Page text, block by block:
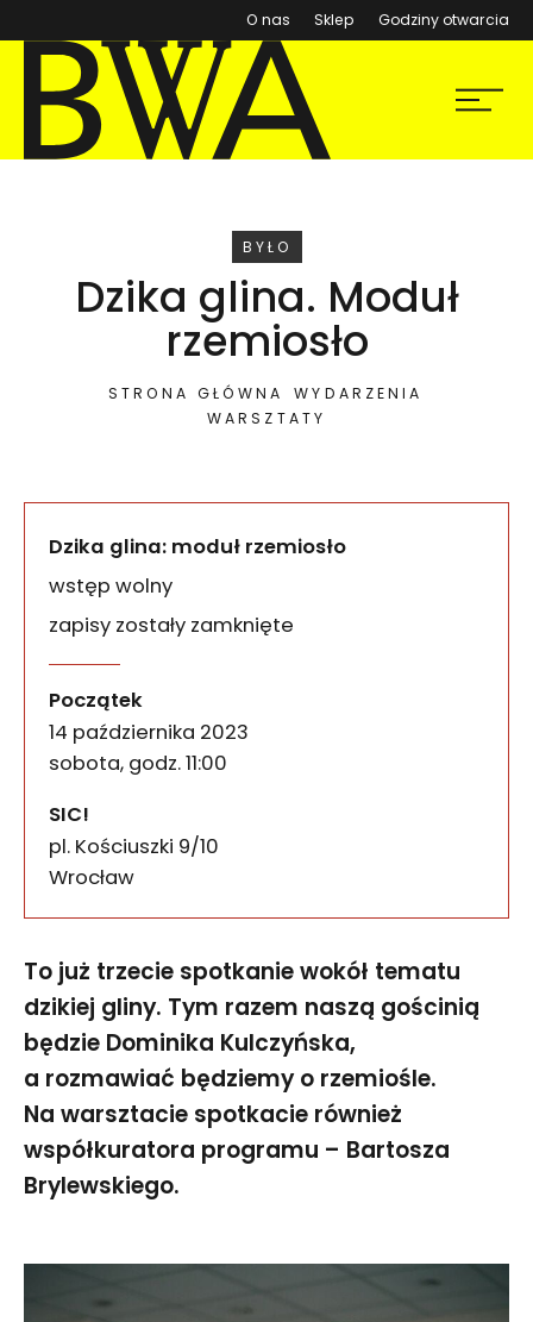
O nas Sklep (otwiera się w nowym
Godziny otwarcia
BWA Wrocław
Galerie Sztuki Współczesnej
Menu
WYDARZENIE
BYŁO
Dzika glina. Moduł
rzemiosło
STRONA GŁÓWNA
WYDARZENIA
WARSZTATY
Dzika glina: moduł rzemiosło
wstęp wolny
zapisy zostały zamknięte
Początek
14 października 2023
sobota, godz. 11:00
SIC!
pl. Kościuszki 9/10
50-028
Wrocław
To już trzecie spotkanie wokół tematu
dzikiej gliny. Tym razem naszą gościnią
będzie Dominika Kulczyńska,
a rozmawiać będziemy o rzemiośle.
Na warsztacie spotkacie również
współkuratora programu – Bartosza
Brylewskiego.